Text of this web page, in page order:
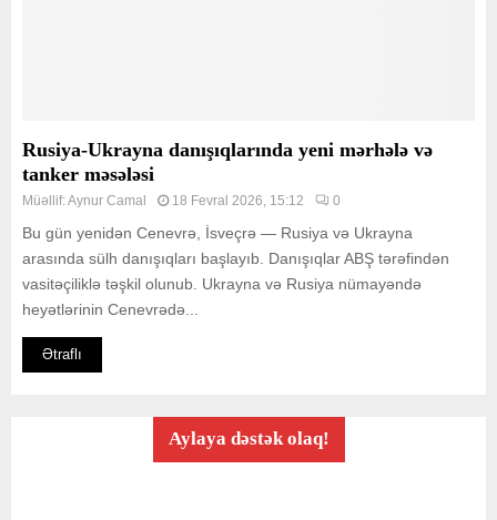
Rusiya-Ukrayna danışıqlarında yeni mərhələ və
tanker məsələsi
Müəllif:Aynur Camal 18 Fevral 2026, 15:12 0
Bu gün yenidən Cenevrə, İsveçrə — Rusiya və Ukrayna
arasında sülh danışıqları başlayıb. Danışıqlar ABŞ tərəfindən
vasitəçiliklə təşkil olunub. Ukrayna və Rusiya nümayəndə
heyətlərinin Cenevrədə...
Ətraflı
Aylaya dəstək olaq!